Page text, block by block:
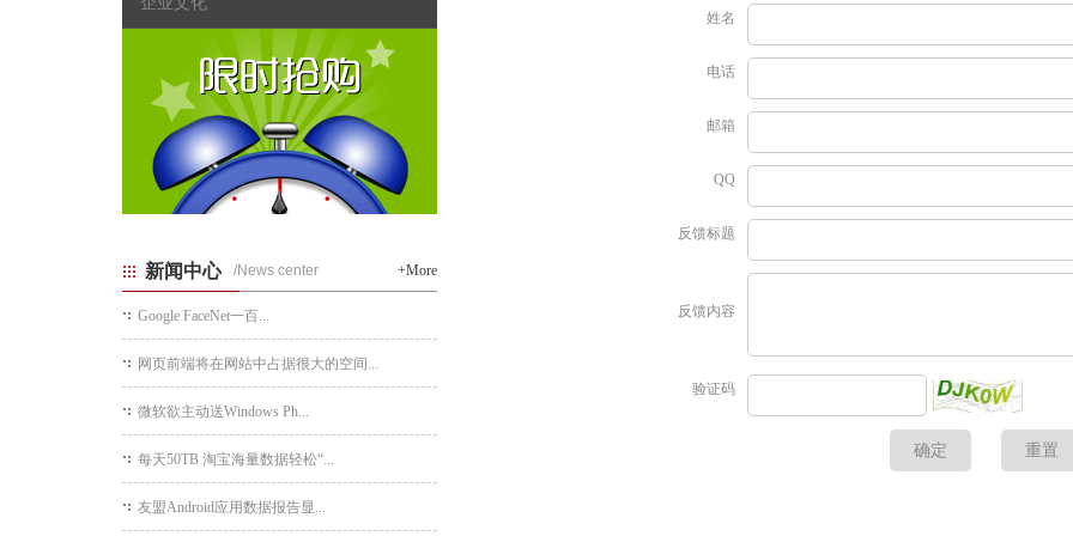
姓名
电话
邮箱
QQ
反馈标题
反馈内容
验证码
新闻中心 /News center +More
Google FaceNet一百...
网页前端将在网站中占据很大的空间...
微软欲主动送Windows Ph...
每天50TB 淘宝海量数据轻松“...
友盟Android应用数据报告显...